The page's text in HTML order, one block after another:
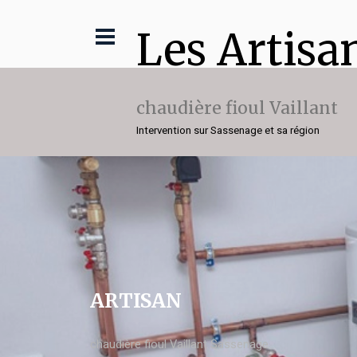
Les
chaudière fioul Vaillant
Intervention sur Sassenage et sa région
ARTISAN
chaudière fioul Vaillant Sassenage